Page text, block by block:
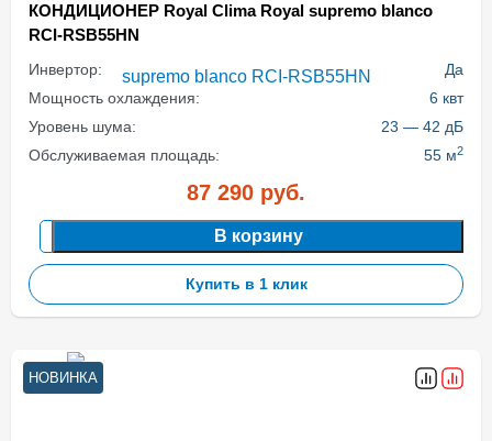
КОНДИЦИОНЕР Royal Clima Royal supremo blanco
RCI-RSB55HN
Инвертор:
Да
Мощность охлаждения:
6 квт
Уровень шума:
23 — 42 дБ
Обслуживаемая площадь:
55 м2
87 290 руб.
В корзину
Купить в 1 клик
НОВИНКА